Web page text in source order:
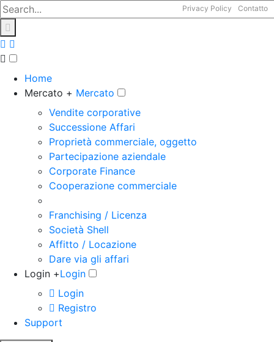
Privacy Policy Contatto
Home
Mercato + Mercato
Vendite corporative
Successione Affari
Proprietà commerciale, oggetto
Partecipazione aziendale
Corporate Finance
Cooperazione commerciale
Franchising / Licenza
Società Shell
Affitto / Locazione
Dare via gli affari
Login +Login
Login
Registro
Support